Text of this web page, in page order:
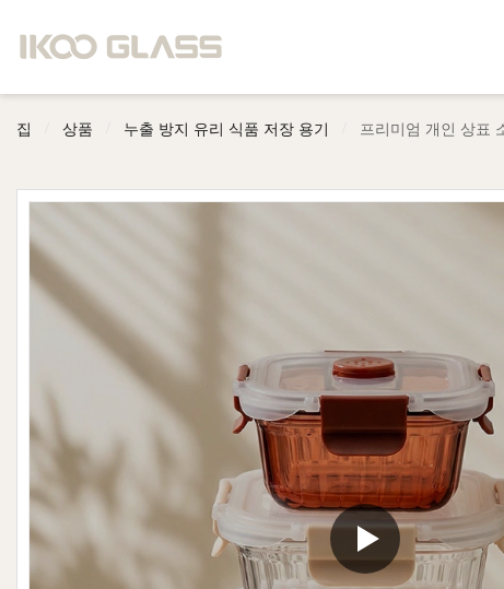
집 상품 누출 방지 유리 식품 저장 용기 프리미엄 개인 상표